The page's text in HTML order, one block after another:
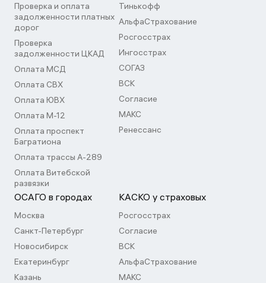
Проверка и оплата
задолженности платных
дорог
Проверка
задолженности ЦКАД
Оплата МСД
Оплата СВХ
Оплата ЮВХ
Оплата М-12
Оплата проспект
Багратиона
Оплата трассы А-289
Оплата Витебской
развязки
Тинькофф
АльфаСтрахование
Росгосстрах
Ингосстрах
СОГАЗ
ВСК
Согласие
МАКС
Ренессанс
ОСАГО в городах
Москва
Санкт-Петербург
Новосибирск
Екатеринбург
Казань
КАСКО у страховых
Росгосстрах
Согласие
ВСК
АльфаСтрахование
МАКС